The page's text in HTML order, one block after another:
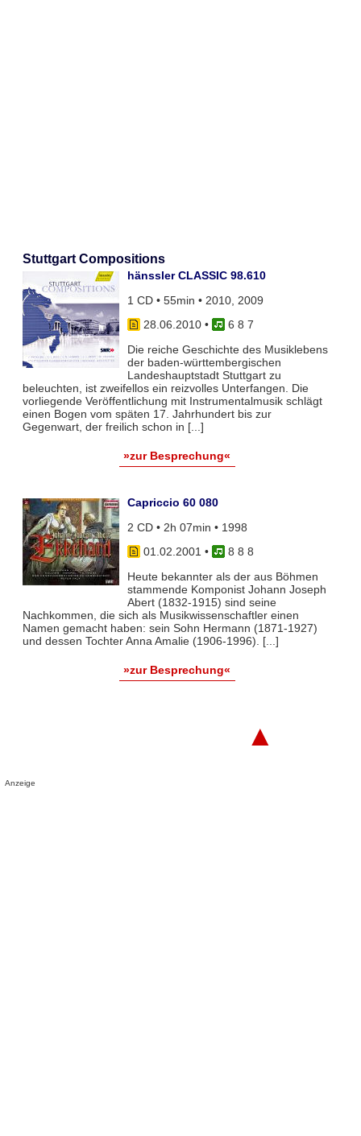
Stuttgart Compositions
hänssler CLASSIC 98.610
1 CD • 55min • 2010, 2009
28.06.2010•
6 8 7
Die reiche Geschichte des Musiklebens
der baden-württembergischen
Landeshauptstadt Stuttgart zu
beleuchten, ist zweifellos ein reizvolles Unterfangen. Die
vorliegende Veröffentlichung mit Instrumentalmusik schlägt
einen Bogen vom späten 17. Jahrhundert bis zur
Gegenwart, der freilich schon in [...]
»zur Besprechung«
Capriccio 60 080
2 CD • 2h 07min • 1998
01.02.2001 •
8 8 8
Heute bekannter als der aus Böhmen
stammende Komponist Johann Joseph
Abert (1832-1915) sind seine
Nachkommen, die sich als Musikwissenschaftler einen
Namen gemacht haben: sein Sohn Hermann (1871-1927)
und dessen Tochter Anna Amalie (1906-1996). [...]
»zur Besprechung«
▲
Anzeige